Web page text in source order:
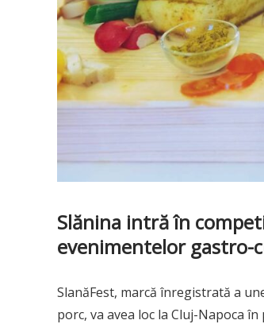
Slănina intră în
evenimentelor gastro-
SlanăFest, marcă înregistrată a
porc, va avea loc la Cluj-Napoca